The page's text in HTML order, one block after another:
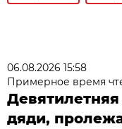
06.08.2026 15:58
Примерное время
дяди,